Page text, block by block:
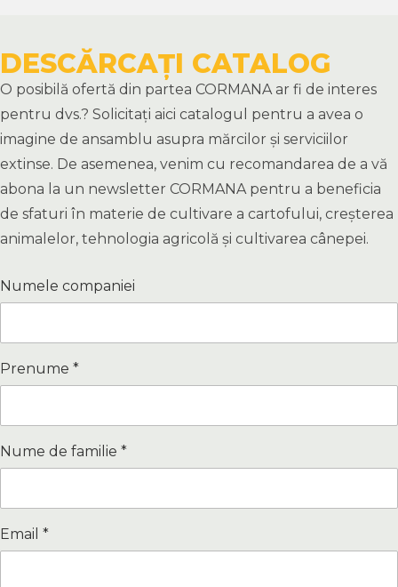
DESCĂRCAȚI CATALOG
O posibilă ofertă din partea CORMANA ar fi de interes
pentru dvs.? Solicitați aici catalogul pentru a avea o
imagine de ansamblu asupra mărcilor și serviciilor
extinse. De asemenea, venim cu recomandarea de a vă
abona la un newsletter CORMANA pentru a beneficia
de sfaturi în materie de cultivare a cartofului, creșterea
animalelor, tehnologia agricolă și cultivarea cânepei.